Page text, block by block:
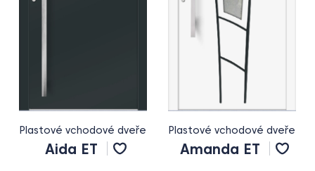
Plastové vchodové dveře
Aida ET
Plastové vchodové dveře
Amanda ET